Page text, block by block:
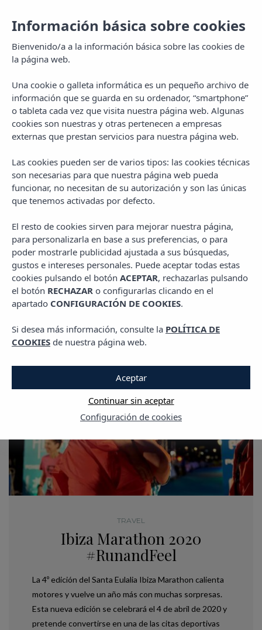
MENU
CATEGORY
Travel
TRAVEL
Ibiza Marathon 2020
#RunandFeel
La 4º edición del Santa Eulalia Ibiza Marathon calienta
motores y vuelve un año más con muchas sorpresas.
Esta nueva edición se celebrará el 4 de abril de 2020 y
pretende convertirse en una de las citas deportivas
Información básica sobre cookies
Bienvenido/a a la información básica sobre las cookies de
la página web.
Una cookie o galleta informática es un pequeño archivo de
información que se guarda en su ordenador, “smartphone”
o tableta cada vez que visita nuestra página web. Algunas
cookies son nuestras y otras pertenecen a empresas
externas que prestan servicios para nuestra página web.
Las cookies pueden ser de varios tipos: las cookies técnicas
son necesarias para que nuestra página web pueda
funcionar, no necesitan de su autorización y son las únicas
que tenemos activadas por defecto.
El resto de cookies sirven para mejorar nuestra página,
para personalizarla en base a sus preferencias, o para
poder mostrarle publicidad ajustada a sus búsquedas,
gustos e intereses personales. Puede aceptar todas estas
cookies pulsando el botón ACEPTAR, rechazarlas pulsando
el botón RECHAZAR o configurarlas clicando en el
apartado CONFIGURACIÓN DE COOKIES.
Si desea más información, consulte la POLÍTICA DE
COOKIES de nuestra página web.
Configuración de cookies
Continuar sin aceptar
Aceptar